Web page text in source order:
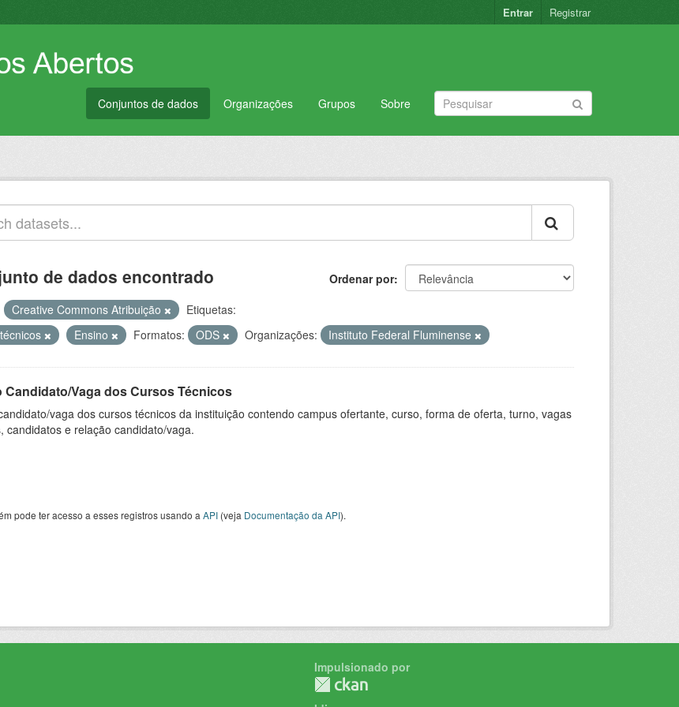
Entrar Registrar
Conjuntos de dados Organizações Grupos Sobre
Ordenar por
de dados encontrado
Creative Commons Atribuição
Etiquetas:
Ensino Formatos: ODS Organizações: Instituto Federal Fluminense
Candidato/Vaga dos Cursos Técnicos
vaga dos cursos técnicos da instituição contendo campus ofertante, curso, forma de oferta, turno, vagas
candidatos e relação candidato/vaga.
pode ter acesso a esses registros usando a API (veja Documentação da API).
Impulsionado por